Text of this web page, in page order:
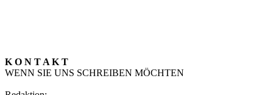
K O N T A K T
WENN SIE UNS SCHREIBEN MÖCHTEN